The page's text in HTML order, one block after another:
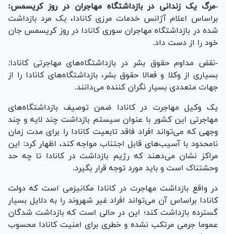
-مرگ یک زندانی در بازداشتگاه مهاجران در روز کریسمس:
براساس اعلام آژانس خدمات مرزی کانادا، یک مرد بازداشت
شده در بازداشتگاه مهاجران سوری کانادا در روز کریسمس جان
خود را از دست داد.
-نقض مداوم حقوق بشر در بازداشتگاه‌های مهاجرتی کانادا:
بسیاری از وکلا و فعالا حقوق بشر، بازداشتگاه‌های کانادا را از
جهات متعددی بسیار نگران کننده می‌دانند.
یک وکیل مهاجرت در کانادا ضمن توصیف بازداشتگاه‌های
مهاجرتی این کشور با عنوان سیستم بازداشت چند لایه و چند
وجهی که می‌تواند افراد فاقد تابعیت کانادا را برای مدت زمان
نامحدود با آسیب‌های قابل اجتناب مواجه کند، اظهار کرد: این
مراکز نشان می‌دهند که رژیم بازداشت در کانادا تا چه حد
وحشتناک است و باید مورد توجه قرار بگیرد.
در واقع بازداشت مهاجرت در کانادا مکانیزمی است که دولت
کانادا براساس آن می‌تواند افراد غیر شهروند را به دلایل بسیار
گسترده بازداشت کند؛ این در حالی است که بازداشت شدگان
عموما جرمی مرتکب نشده و خطری برای امنیت کانادا محسوب